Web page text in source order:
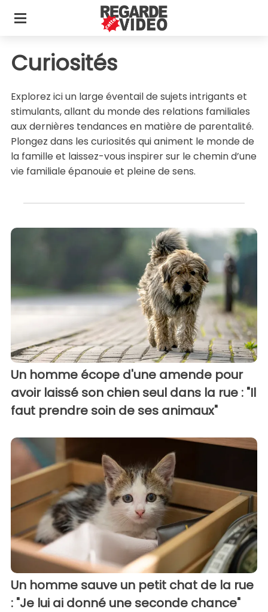
Curiosités
Explorez ici un large éventail de sujets intrigants et
stimulants, allant du monde des relations familiales
aux dernières tendances en matière de parentalité.
Plongez dans les curiosités qui animent le monde de
la famille et laissez-vous inspirer sur le chemin d’une
vie familiale épanouie et pleine de sens.
Un homme écope d'une amende pour
avoir laissé son chien seul dans la rue : "Il
faut prendre soin de ses animaux"
Un homme sauve un petit chat de la rue
: "Je lui ai donné une seconde chance"